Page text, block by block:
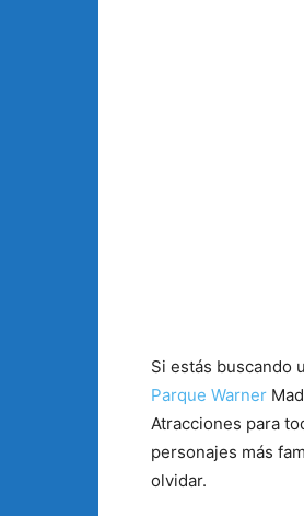
Si estás buscando
Parque Warner
Atracciones para
personajes más
olvidar.